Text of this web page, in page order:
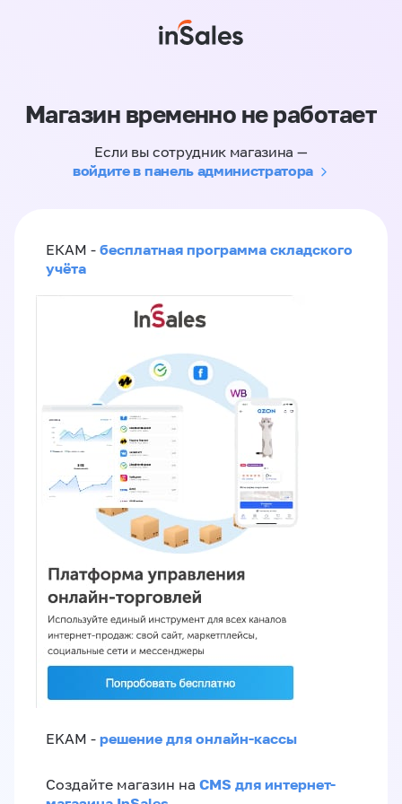
Магазин временно не работает
Если вы сотрудник магазина —
войдите в панель администратора
ЕКАМ - бесплатная программа складского
учёта
EKAM - решение для онлайн-кассы
Создайте магазин на CMS для интернет-